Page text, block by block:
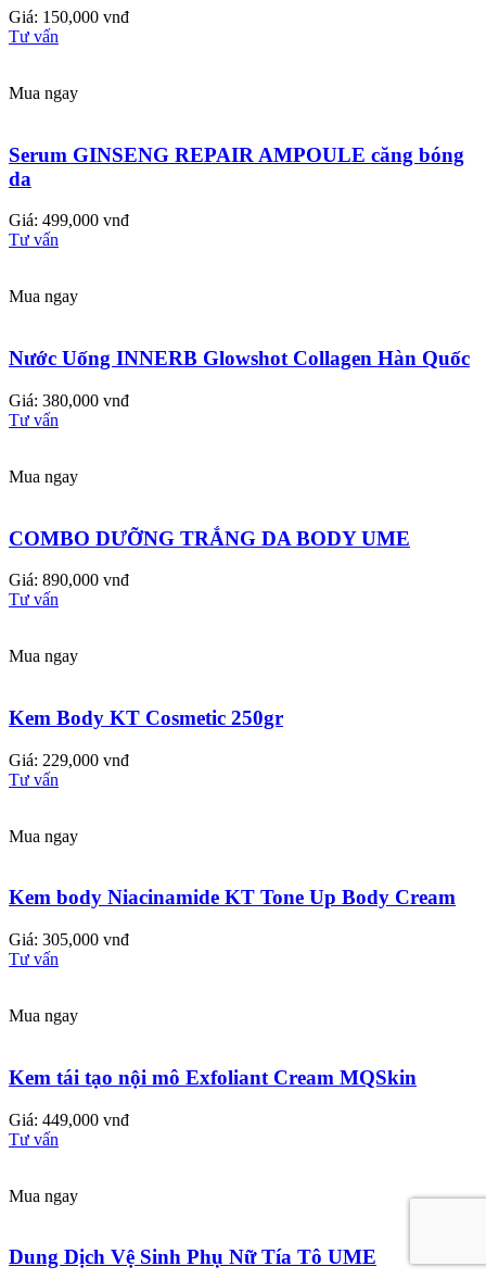
Giá: 150,000 vnđ
Tư vấn
Mua ngay
Serum GINSENG REPAIR AMPOULE căng bóng
da
Giá: 499,000 vnđ
Tư vấn
Mua ngay
Nước Uống INNERB Glowshot Collagen Hàn Quốc
Giá: 380,000 vnđ
Tư vấn
Mua ngay
COMBO DƯỠNG TRẮNG DA BODY UME
Giá: 890,000 vnđ
Tư vấn
Mua ngay
Kem Body KT Cosmetic 250gr
Giá: 229,000 vnđ
Tư vấn
Mua ngay
Kem body Niacinamide KT Tone Up Body Cream
Giá: 305,000 vnđ
Tư vấn
Mua ngay
Kem tái tạo nội mô Exfoliant Cream MQSkin
Giá: 449,000 vnđ
Tư vấn
Mua ngay
Dung Dịch Vệ Sinh Phụ Nữ Tía Tô UME